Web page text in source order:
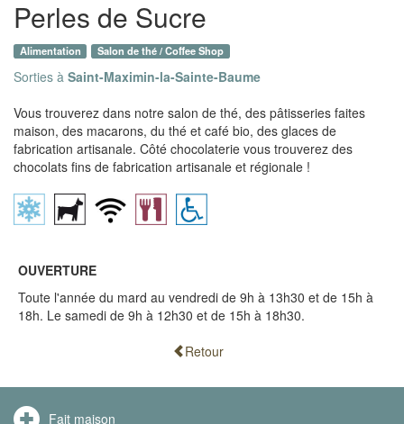
Perles de Sucre
Alimentation Salon de thé / Coffee Shop
Sorties à Saint-Maximin-la-Sainte-Baume
Vous trouverez dans notre salon de thé, des pâtisseries faites
maison, des macarons, du thé et café bio, des glaces de
fabrication artisanale. Côté chocolaterie vous trouverez des
chocolats fins de fabrication artisanale et régionale !
OUVERTURE
Toute l'année du mard au vendredi de 9h à 13h30 et de 15h à
18h. Le samedi de 9h à 12h30 et de 15h à 18h30.
Retour
Fait maison